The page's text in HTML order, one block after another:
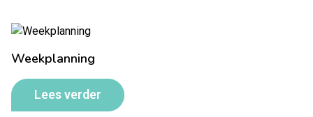
Weekplanning
Lees verder